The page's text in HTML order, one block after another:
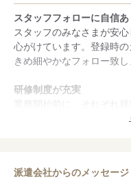
スタッフフォローに自信あ
スタッフのみなさまが安
心がけています。登録時
きめ細やかなフォロー致し
研修制度が充実
業務開始前に、それぞれ
もってスタートしていた
新卒・第二新卒歓迎のお仕
派遣会社からのメッセージ